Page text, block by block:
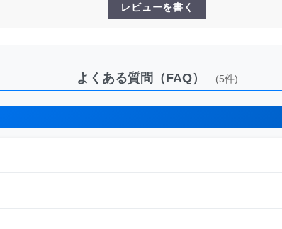
レビューを書く
よくある質問（FAQ） (5件)